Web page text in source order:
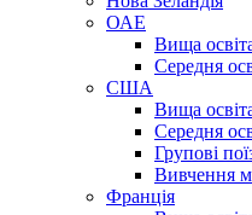
ОАЕ
Вища
Середня
США
Вища
Середня
Групові
Вивчення
Франція